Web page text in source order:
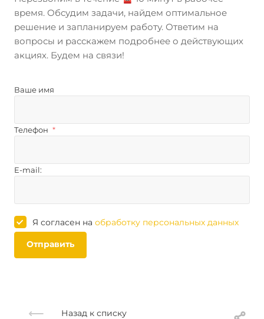
время. Обсудим задачи, найдем оптимальное
решение и запланируем работу. Ответим на
вопросы и расскажем подробнее о действующих
акциях. Будем на связи!
Ваше имя
Телефон *
E-mail:
Я согласен на обработку персональных данных
Отправить
Назад к списку